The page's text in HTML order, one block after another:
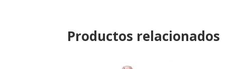
Productos relacionados